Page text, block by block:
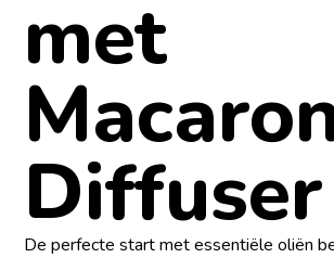
met
Diffuser
De perfecte start met essentiële oliën